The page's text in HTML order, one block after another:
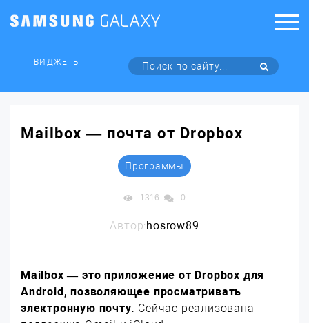
ВИДЖЕТЫ
Mailbox — почта от Dropbox
Программы
1316 0
Автор:hosrow89
Mailbox — это приложение от Dropbox для
Android, позволяющее просматривать
электронную почту. Сейчас реализована